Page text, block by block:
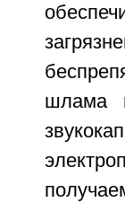
шлама